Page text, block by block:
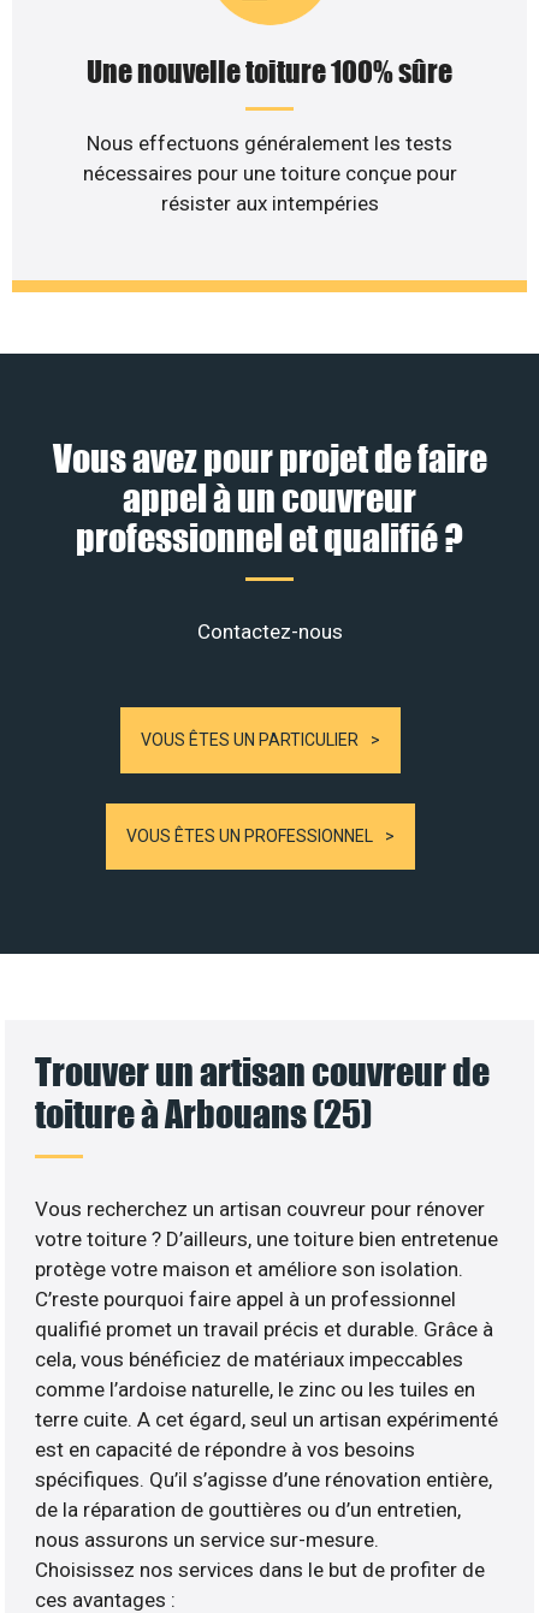
Une nouvelle toiture 100% sûre
Nous effectuons généralement les tests
nécessaires pour une toiture conçue pour
résister aux intempéries
Vous avez pour projet de faire
appel à un couvreur
professionnel et qualifié ?
Contactez-nous
VOUS ÊTES UN PARTICULIER
VOUS ÊTES UN PROFESSIONNEL
Trouver un artisan couvreur de
toiture à Arbouans (25)
Vous recherchez un artisan couvreur pour rénover
votre toiture ? D’ailleurs, une toiture bien entretenue
protège votre maison et améliore son isolation.
C’reste pourquoi faire appel à un professionnel
qualifié promet un travail précis et durable. Grâce à
cela, vous bénéficiez de matériaux impeccables
comme l’ardoise naturelle, le zinc ou les tuiles en
terre cuite. A cet égard, seul un artisan expérimenté
est en capacité de répondre à vos besoins
spécifiques. Qu’il s’agisse d’une rénovation entière,
de la réparation de gouttières ou d’un entretien,
nous assurons un service sur-mesure.
Choisissez nos services dans le but de profiter de
ces avantages :